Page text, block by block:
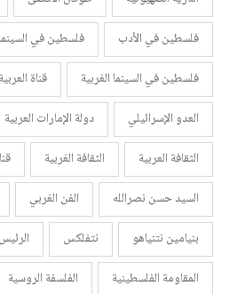
فلسطين في الأدب
فلسطين في السينما
فلسطين في السينما الغربية
قناة العربية
العدو الإسرائيلي
دولة الإمارات العربية
الثقافة العربية
الثقافة الغربية
السيد حسن نصرالله
الفن الغربي
بنيامين نتنياهو
نتفلكس
المقاومة الفلسطينية
الفلسفة الروسية